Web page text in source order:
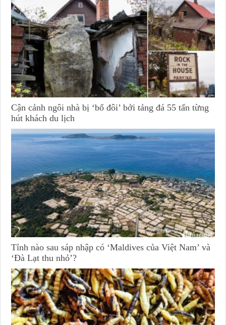
Cận cảnh ngôi nhà bị ‘bổ đôi’ bởi tảng đá 55 tấn từng
hút khách du lịch
Tỉnh nào sau sáp nhập có ‘Maldives của Việt Nam’ và
‘Đà Lạt thu nhỏ’?